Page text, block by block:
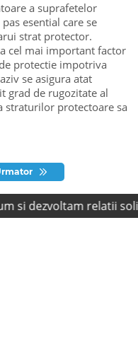
a suprafetelor
esential care se
strat protector.
cel mai important factor
protectie impotriva
se asigura atat
grad de rugozitate al
straturilor protectoare sa
dezvoltam relatii